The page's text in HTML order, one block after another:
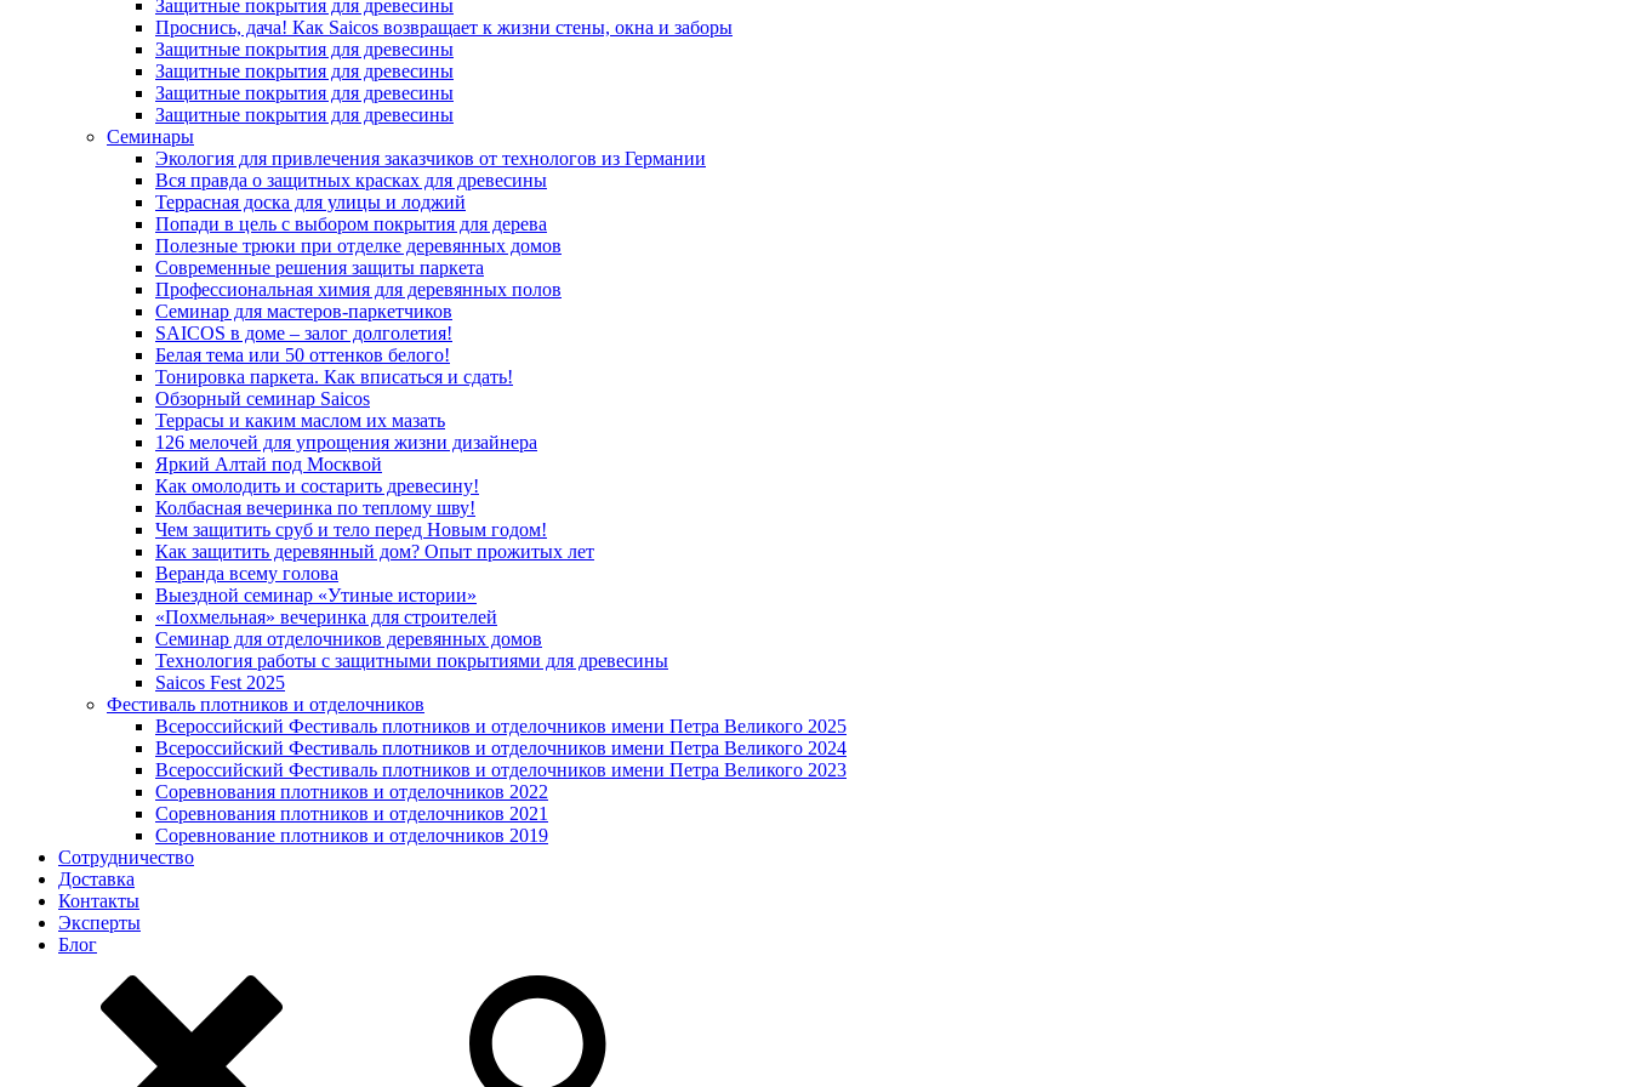
Защитные покрытия для древесины
Проснись, дача! Как Saicos возвращает к жизни стены, окна и заборы
Защитные покрытия для древесины
Защитные покрытия для древесины
Защитные покрытия для древесины
Защитные покрытия для древесины
Семинары
Экология для привлечения заказчиков от технологов из Германии
Вся правда о защитных красках для древесины
Террасная доска для улицы и лоджий
Попади в цель с выбором покрытия для дерева
Полезные трюки при отделке деревянных домов
Современные решения защиты паркета
Профессиональная химия для деревянных полов
Семинар для мастеров-паркетчиков
SAICOS в доме – залог долголетия!
Белая тема или 50 оттенков белого!
Тонировка паркета. Как вписаться и сдать!
Обзорный семинар Saicos
Террасы и каким маслом их мазать
126 мелочей для упрощения жизни дизайнера
Яркий Алтай под Москвой
Как омолодить и состарить древесину!
Колбасная вечеринка по теплому шву!
Чем защитить сруб и тело перед Новым годом!
Как защитить деревянный дом? Опыт прожитых лет
Веранда всему голова
Выездной семинар «Утиные истории»
«Похмельная» вечеринка для строителей
Семинар для отделочников деревянных домов
Технология работы с защитными покрытиями для древесины
Saicos Fest 2025
Фестиваль плотников и отделочников
Всероссийский Фестиваль плотников и отделочников имени Петра Великого 2025
Всероссийский Фестиваль плотников и отделочников имени Петра Великого 2024
Всероссийский Фестиваль плотников и отделочников имени Петра Великого 2023
Соревнования плотников и отделочников 2022
Соревнования плотников и отделочников 2021
Соревнование плотников и отделочников 2019
Сотрудничество
Доставка
Контакты
Эксперты
Блог